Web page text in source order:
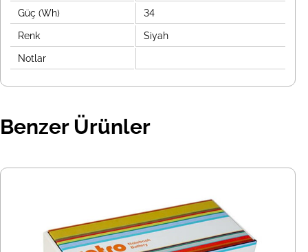
Güç (Wh) 34
Renk Siyah
Notlar
Benzer Ürünler